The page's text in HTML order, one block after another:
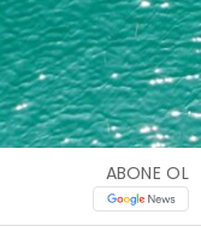
ABONE OL